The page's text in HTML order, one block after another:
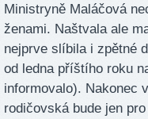
Ministryně Maláčová
ženami. Naštvala ale
nejprve slíbila i zpětné
od ledna příštího roku
informovalo). Nakonec
rodičovská bude jen